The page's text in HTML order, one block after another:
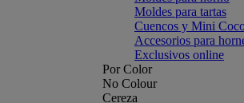
Moldes para tartas
Cuencos y Mini
Accesorios para
Exclusivos online
Por Color
No Colour
Cereza